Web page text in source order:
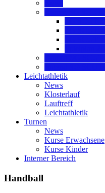
Leichtathletik
News
Klosterlauf
Lauftreff
Leichtathletik
Turnen
News
Kurse Erwachsene
Kurse Kinder
Interner Bereich
Handball